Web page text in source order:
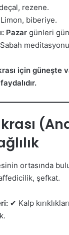
rezene.
Limon, biberiye.
Pazar günleri
için güneşte
ortasında
şefkat.
✔ Kalp